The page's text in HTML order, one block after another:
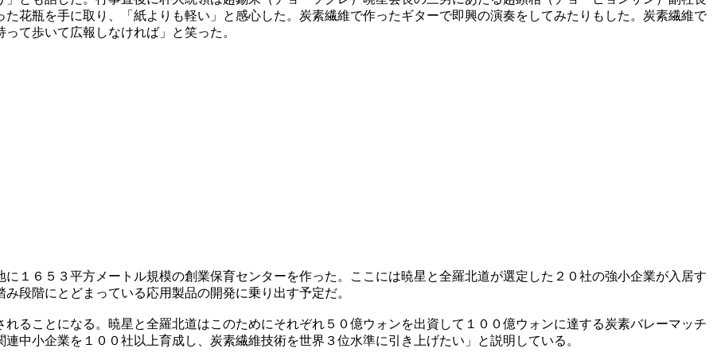
花瓶を手に取り、「紙よりも軽い」と感心した。炭素繊維で作ったギターで即興の演奏をしてみたりもした。炭素繊維で
て歩いて広報しなければ」と笑った。
１６５３平方メートル規模の創業保育センターを作った。ここには暁星と全羅北道が選定した２０社の強小企業が入居す
段階にとどまっている応用製品の開発に乗り出す予定だ。
ることになる。暁星と全羅北道はこのためにそれぞれ５０億ウォンを出資して１００億ウォンに達する炭素バレーマッチ
中小企業を１００社以上育成し、炭素繊維技術を世界３位水準に引き上げたい」と説明している。